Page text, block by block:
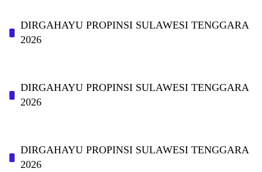
DIRGAHAYU PROPINSI SULAWESI TENGGARA
2026
DIRGAHAYU PROPINSI SULAWESI TENGGARA
2026
DIRGAHAYU PROPINSI SULAWESI TENGGARA
2026